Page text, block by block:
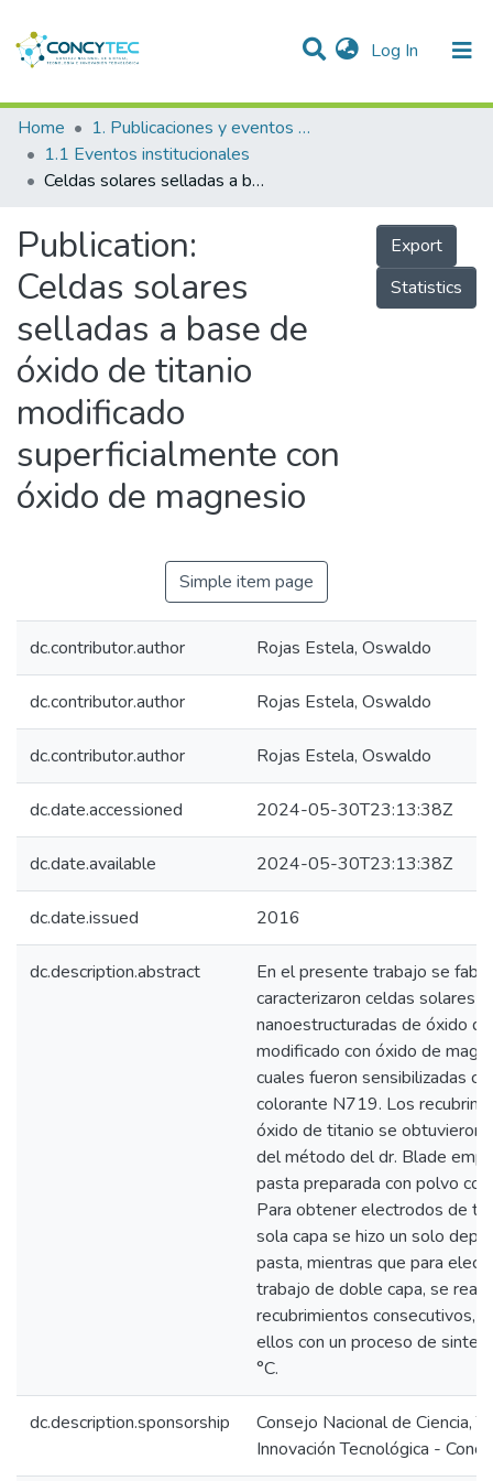
Log In (current)
Communities & Collections
Research Outputs
People
Statistics
Home
1. Publicaciones y eventos institucionales
1.1 Eventos institucionales
Celdas solares selladas a base de óxido de titanio modificado superficialmente con óxido de magnesio
Publication:
Celdas solares
selladas a base de
óxido de titanio
modificado
superficialmente con
óxido de magnesio
Export
Statistics
Simple item page
dc.contributor.author Rojas Estela, Oswaldo
dc.contributor.author Rojas Estela, Oswaldo
dc.contributor.author Rojas Estela, Oswaldo
dc.date.accessioned 2024-05-30T23:13:38Z
dc.date.available 2024-05-30T23:13:38Z
dc.date.issued 2016
dc.description.abstract
En el presente trabajo se
caracterizaron celdas solares
nanoestructuradas de óxido
modificado con óxido de
cuales fueron sensibilizadas
colorante N719. Los
óxido de titanio se obtuvieron
del método del dr. Blade
pasta preparada con polvo
Para obtener electrodos de
sola capa se hizo un solo
pasta, mientras que para
trabajo de doble capa, se
recubrimientos consecutivos,
ellos con un proceso de
°C.
dc.description.sponsorship
Consejo Nacional de Ciencia,
Innovación Tecnológica -